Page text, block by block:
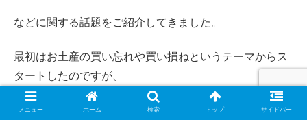
などに関する話題をご紹介してきました。
最初はお土産の買い忘れや買い損ねというテーマからス
タートしたのですが、
いつの間にか全国のお土産探しへとテーマが変わってし
メニュー ホーム 検索 トップ サイドバー